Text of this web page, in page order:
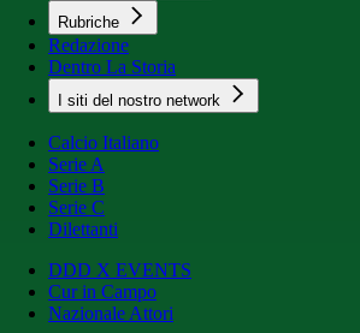
Rubriche
Redazione
Dentro La Storia
I siti del nostro network
Calcio Italiano
Serie A
Serie B
Serie C
Dilettanti
DDD X EVENTS
Cur in Campo
Nazionale Attori